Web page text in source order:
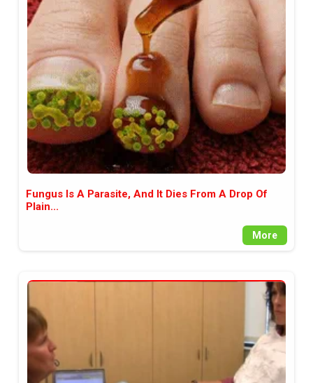
Fungus Is A Parasite, And It Dies From A Drop Of
Plain...
More